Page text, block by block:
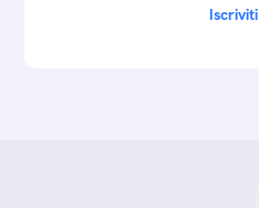
Iscriviti